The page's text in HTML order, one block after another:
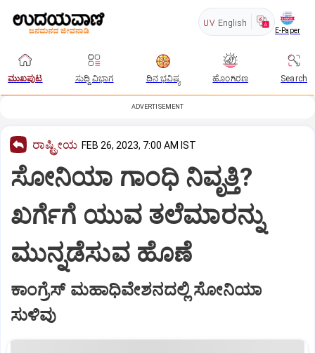
UV English
E-Paper
ಮುಖಪುಟ ಸುದ್ದಿ ವಿಭಾಗ ದಿನ ಭವಿಷ್ಯ ಹೊಂಗಿರಣ Search
ADVERTISEMENT
ರಾಷ್ಟ್ರೀಯ FEB 26, 2023, 7:00 AM IST
ಸೋನಿಯಾ ಗಾಂಧಿ ನಿವೃತ್ತಿ?
ಖರ್ಗೆಗೆ ಯುವ ತಲೆಮಾರನ್ನು
ಮುನ್ನಡೆಸುವ ಹೊಣೆ
ಕಾಂಗ್ರೆಸ್‌ ಮಹಾಧಿವೇಶನದಲ್ಲಿ ಸೋನಿಯಾ
ಸುಳಿವು